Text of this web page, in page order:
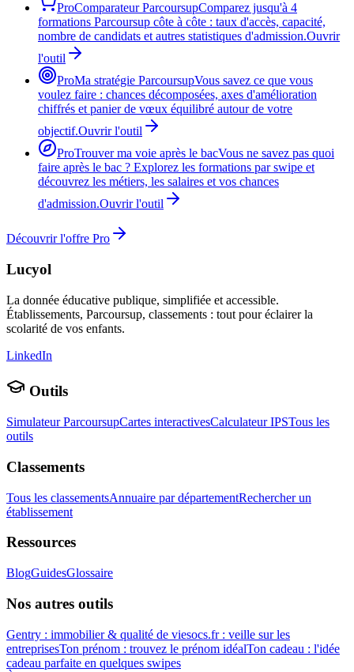
ProComparateur ParcoursupComparez jusqu'à 4
formations Parcoursup côte à côte : taux d'accès, capacité,
nombre de candidats et autres statistiques d'admission.Ouvrir
l'outil
ProMa stratégie ParcoursupVous savez ce que vous
voulez faire : chances décomposées, axes d'amélioration
chiffrés et panier de vœux équilibré autour de votre
objectif.Ouvrir l'outil
ProTrouver ma voie après le bacVous ne savez pas quoi
faire après le bac ? Explorez les formations par swipe et
découvrez les métiers, les salaires et vos chances
d'admission.Ouvrir l'outil
Découvrir l'offre Pro
Lucyol
La donnée éducative publique, simplifiée et accessible.
Établissements, Parcoursup, classements : tout pour éclairer la
scolarité de vos enfants.
LinkedIn
Outils
Simulateur ParcoursupCartes interactivesCalculateur IPSTous les
outils
Classements
Tous les classementsAnnuaire par départementRechercher un
établissement
Ressources
BlogGuidesGlossaire
Nos autres outils
Gentry : immobilier & qualité de viesocs.fr : veille sur les
entreprisesTon prénom : trouvez le prénom idéalTon cadeau : l'idée
cadeau parfaite en quelques swipes